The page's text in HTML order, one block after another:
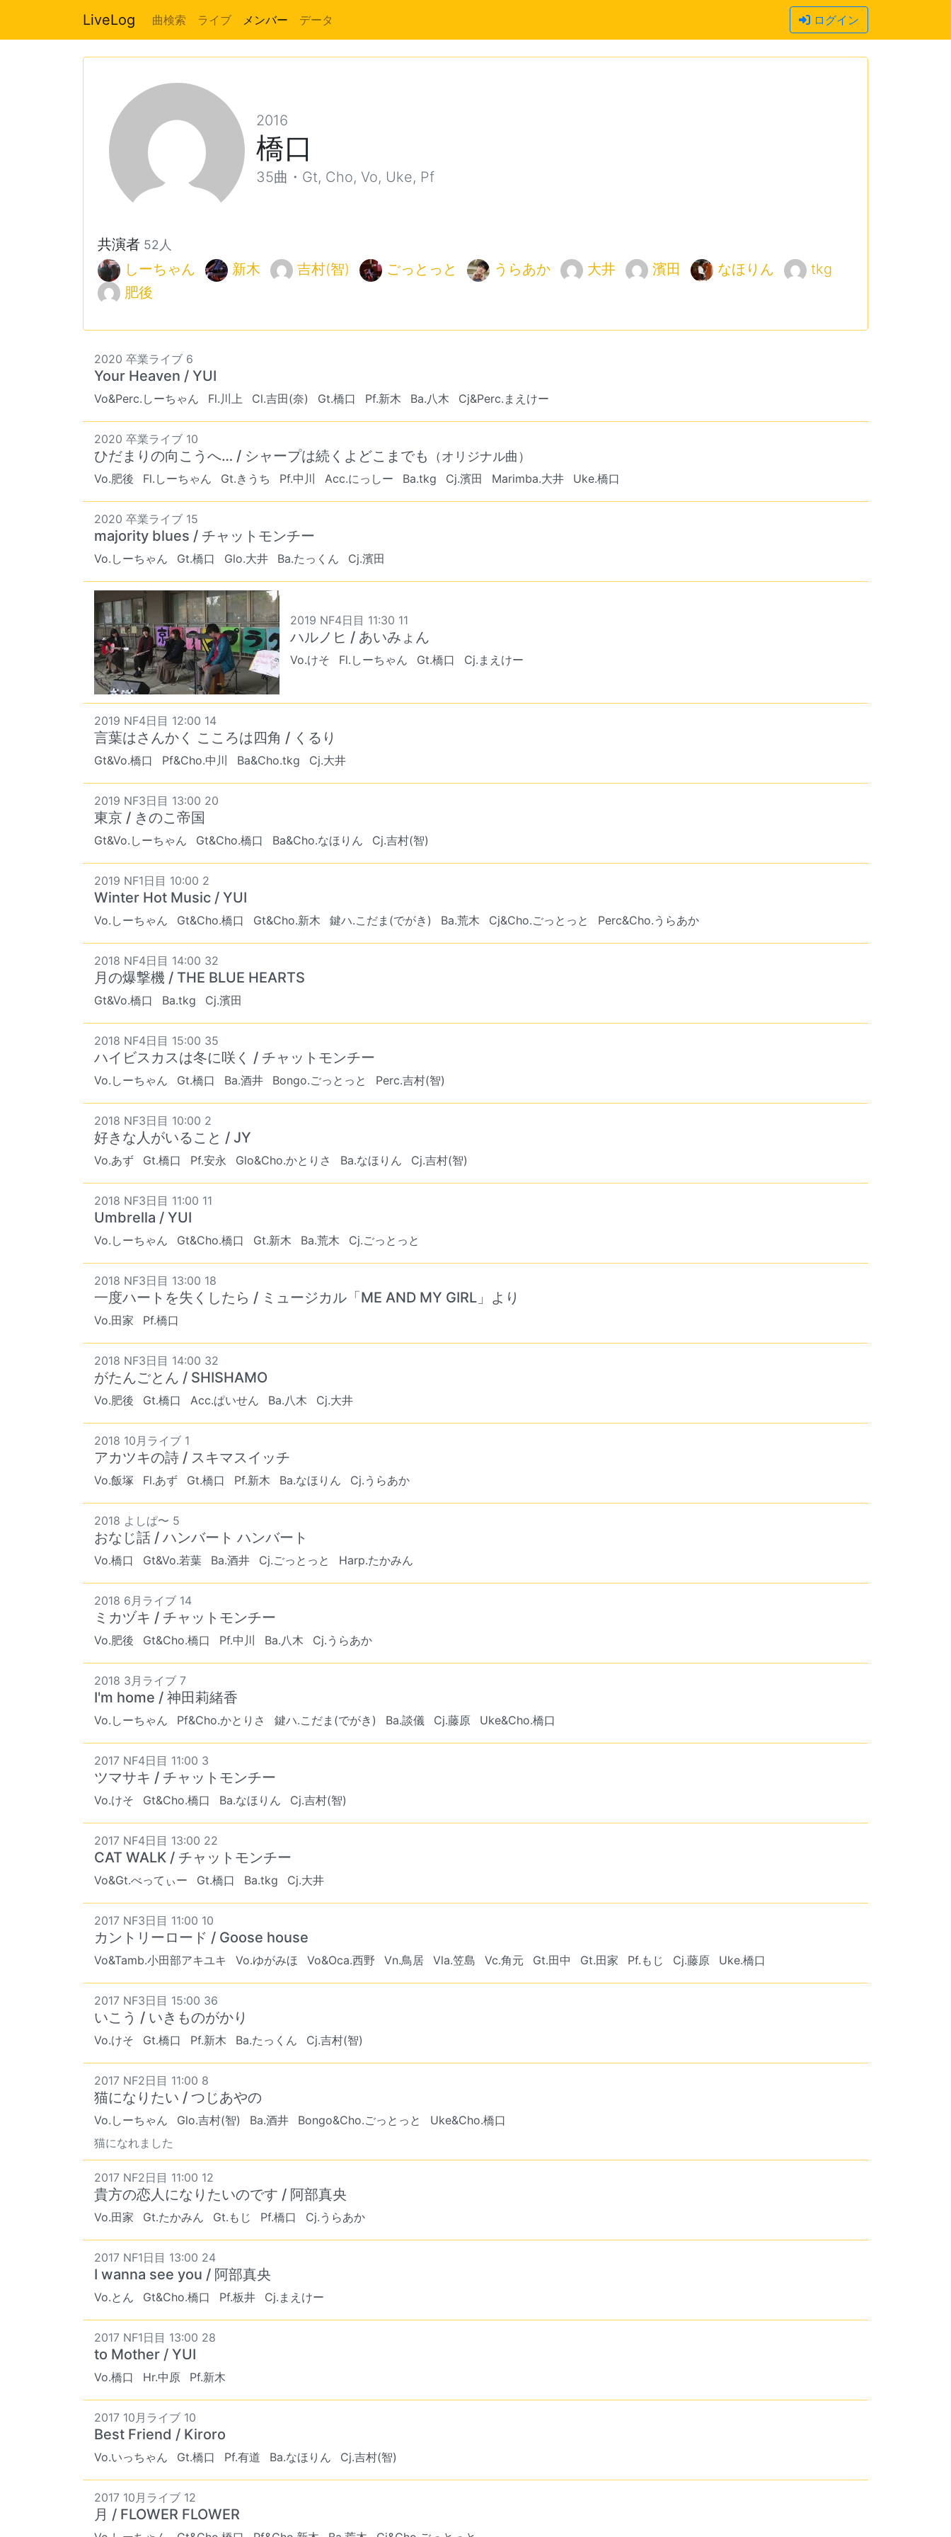
LiveLog 曲検索 ライブ メンバー データ ログイン
2016
橋口
35曲・Gt, Cho, Vo, Uke, Pf
共演者 52人
しーちゃん 新木 吉村(智) ごっとっと うらあか 大井 濱田 なほりん
tkg
肥後
2020 卒業ライブ 6
Your Heaven / YUI
Vo&Perc.しーちゃん Fl.川上 Cl.吉田(奈) Gt.橋口 Pf.新木 Ba.八木 Cj&Perc.まえけー
2020 卒業ライブ 10
ひだまりの向こうへ… / シャープは続くよどこまでも （オリジナル曲）
Vo.肥後 Fl.しーちゃん Gt.きうち Pf.中川 Acc.にっしー Ba.tkg Cj.濱田 Marimba.大井 Uke.橋口
2020 卒業ライブ 15
majority blues / チャットモンチー
Vo.しーちゃん Gt.橋口 Glo.大井 Ba.たっくん Cj.濱田
2019 NF4日目 11:30 11
ハルノヒ / あいみょん
Vo.けそ Fl.しーちゃん Gt.橋口 Cj.まえけー
2019 NF4日目 12:00 14
言葉はさんかく こころは四角 / くるり
Gt&Vo.橋口 Pf&Cho.中川 Ba&Cho.tkg Cj.大井
2019 NF3日目 13:00 20
東京 / きのこ帝国
Gt&Vo.しーちゃん Gt&Cho.橋口 Ba&Cho.なほりん Cj.吉村(智)
2019 NF1日目 10:00 2
Winter Hot Music / YUI
Vo.しーちゃん Gt&Cho.橋口 Gt&Cho.新木 鍵ハ.こだま(でがき) Ba.荒木 Cj&Cho.ごっとっと Perc&Cho.うらあか
2018 NF4日目 14:00 32
月の爆撃機 / THE BLUE HEARTS
Gt&Vo.橋口 Ba.tkg Cj.濱田
2018 NF4日目 15:00 35
ハイビスカスは冬に咲く / チャットモンチー
Vo.しーちゃん Gt.橋口 Ba.酒井 Bongo.ごっとっと Perc.吉村(智)
2018 NF3日目 10:00 2
好きな人がいること / JY
Vo.あず Gt.橋口 Pf.安永 Glo&Cho.かとりさ Ba.なほりん Cj.吉村(智)
2018 NF3日目 11:00 11
Umbrella / YUI
Vo.しーちゃん Gt&Cho.橋口 Gt.新木 Ba.荒木 Cj.ごっとっと
2018 NF3日目 13:00 18
一度ハートを失くしたら / ミュージカル「ME AND MY GIRL」より
Vo.田家 Pf.橋口
2018 NF3日目 14:00 32
がたんごとん / SHISHAMO
Vo.肥後 Gt.橋口 Acc.ぱいせん Ba.八木 Cj.大井
2018 10月ライブ 1
アカツキの詩 / スキマスイッチ
Vo.飯塚 Fl.あず Gt.橋口 Pf.新木 Ba.なほりん Cj.うらあか
2018 よしぱ〜 5
おなじ話 / ハンバート ハンバート
Vo.橋口 Gt&Vo.若葉 Ba.酒井 Cj.ごっとっと Harp.たかみん
2018 6月ライブ 14
ミカヅキ / チャットモンチー
Vo.肥後 Gt&Cho.橋口 Pf.中川 Ba.八木 Cj.うらあか
2018 3月ライブ 7
I'm home / 神田莉緒香
Vo.しーちゃん Pf&Cho.かとりさ 鍵ハ.こだま(でがき) Ba.談儀 Cj.藤原 Uke&Cho.橋口
2017 NF4日目 11:00 3
ツマサキ / チャットモンチー
Vo.けそ Gt&Cho.橋口 Ba.なほりん Cj.吉村(智)
2017 NF4日目 13:00 22
CAT WALK / チャットモンチー
Vo&Gt.べってぃー Gt.橋口 Ba.tkg Cj.大井
2017 NF3日目 11:00 10
カントリーロード / Goose house
Vo&Tamb.小田部アキユキ Vo.ゆがみほ Vo&Oca.西野 Vn.鳥居 Vla.笠島 Vc.角元 Gt.田中 Gt.田家 Pf.もじ Cj.藤原 Uke.橋口
2017 NF3日目 15:00 36
いこう / いきものがかり
Vo.けそ Gt.橋口 Pf.新木 Ba.たっくん Cj.吉村(智)
2017 NF2日目 11:00 8
猫になりたい / つじあやの
Vo.しーちゃん Glo.吉村(智) Ba.酒井 Bongo&Cho.ごっとっと
Uke&Cho.橋口
猫になれました
2017 NF2日目 11:00 12
貴方の恋人になりたいのです / 阿部真央
Vo.田家 Gt.たかみん Gt.もじ Pf.橋口 Cj.うらあか
2017 NF1日目 13:00 24
I wanna see you / 阿部真央
Vo.とん Gt&Cho.橋口 Pf.板井 Cj.まえけー
2017 NF1日目 13:00 28
to Mother / YUI
Vo.橋口 Hr.中原 Pf.新木
2017 10月ライブ 10
Best Friend / Kiroro
Vo.いっちゃん Gt.橋口 Pf.有道 Ba.なほりん Cj.吉村(智)
2017 10月ライブ 12
月 / FLOWER FLOWER